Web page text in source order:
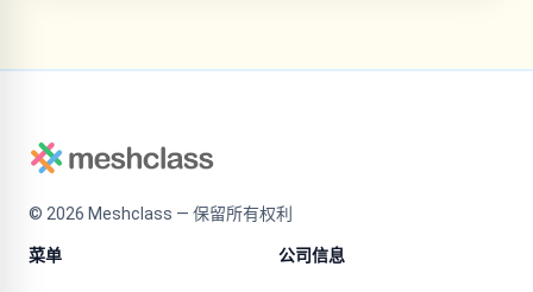
© 2026 Meshclass — 保留所有权利
菜单 公司信息